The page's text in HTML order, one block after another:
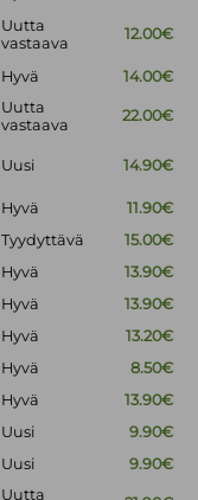
Uutta
vastaava
12.00€
Hyvä 14.00€
Uutta
vastaava
22.00€
Uusi 14.90€
Hyvä
11.90€
Tyydyttävä
15.00€
Hyvä
13.90€
Hyvä
13.90€
Hyvä
13.20€
Hyvä
8.50€
Hyvä
13.90€
Uusi
9.90€
Uusi 9.90€
Uutta